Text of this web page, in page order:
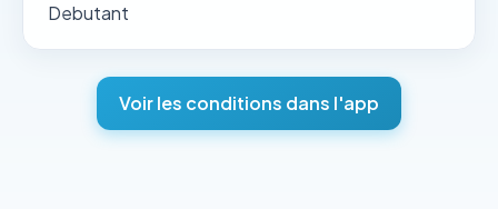
Debutant
Voir les conditions dans l'app